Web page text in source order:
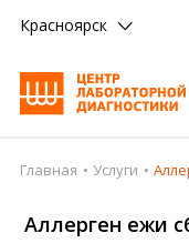
Красноярск
Главная
Анализы
Главная Услуги
Аллерген ежи